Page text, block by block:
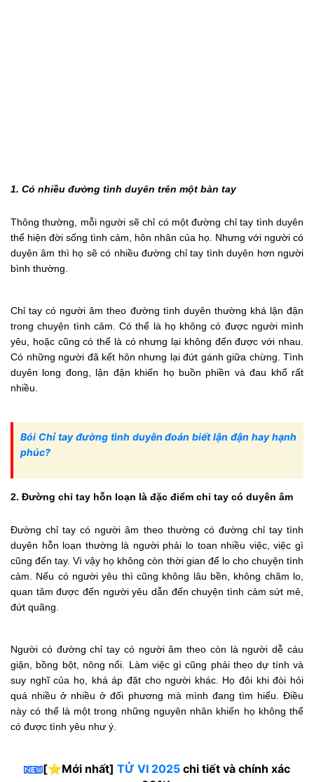
1. Có nhiều đường tình duyên trên một bàn tay
Thông thường, mỗi người sẽ chỉ có một đường chỉ tay tình duyên
thể hiện đời sống tình cảm, hôn nhân của họ. Nhưng với người có
duyên âm thì họ sẽ có nhiều đường chỉ tay tình duyên hơn người
bình thường.
Chỉ tay có người âm theo đường tình duyên thường khá lận đận
trong chuyện tình cảm. Có thể là họ không có được người mình
yêu, hoặc cũng có thể là có nhưng lại không đến được với nhau.
Có những người đã kết hôn nhưng lại đứt gánh giữa chừng. Tình
duyên long đong, lận đận khiến họ buồn phiền và đau khổ rất
nhiều.
Bói Chỉ tay đường tình duyên đoán biết lận đận hay hạnh
phúc?
2. Đường chỉ tay hỗn loạn là đặc điểm chỉ tay có duyên âm
Đường chỉ tay có người âm theo thường có đường chỉ tay tình
duyên hỗn loạn thường là người phải lo toan nhiều việc, việc gì
cũng đến tay. Vì vậy họ không còn thời gian để lo cho chuyện tình
cảm. Nếu có người yêu thì cũng không lâu bền, không chăm lo,
quan tâm được đến người yêu dẫn đến chuyện tình cảm sứt mẻ,
đứt quãng.
Người có đường chỉ tay có người âm theo còn là người dễ cáu
giận, bồng bột, nông nổi. Làm việc gì cũng phải theo dự tính và
suy nghĩ của họ, khá áp đặt cho người khác. Họ đôi khi đòi hỏi
quá nhiều ở nhiều ở đối phương mà mình đang tìm hiểu. Điều
này có thể là một trong những nguyên nhân khiến họ không thể
có được tình yêu như ý.
[⭐️Mới nhất] TỬ VI 2025 chi tiết và chính xác